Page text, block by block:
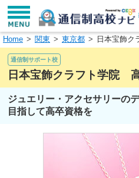
学校名で探す
エリアから探す
Home 関東 東京都 日本宝飾
通信制サポート校
日本宝飾クラフト学院
ジュエリー・アクセサリーの
目指して高卒資格を